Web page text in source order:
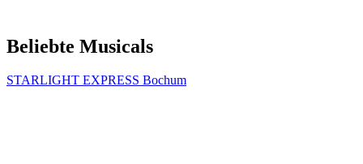
Beliebte Musicals
STARLIGHT EXPRESS Bochum